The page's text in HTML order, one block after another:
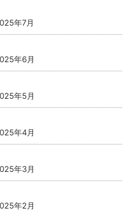
年7月
年6月
年5月
年4月
年3月
年2月